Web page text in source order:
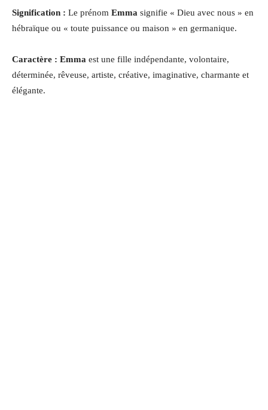
Signification : Le prénom Emma signifie « Dieu avec nous » en
hébraïque ou « toute puissance ou maison » en germanique.
Caractère : Emma est une fille indépendante, volontaire,
déterminée, rêveuse, artiste, créative, imaginative, charmante et
élégante.